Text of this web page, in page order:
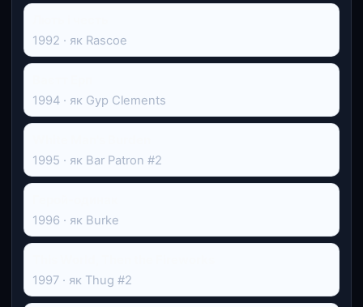
1992 · як Rascoe
1994 · як Gyp Clements
1995 · як Bar Patron #2
1996 · як Burke
1997 · як Thug #2